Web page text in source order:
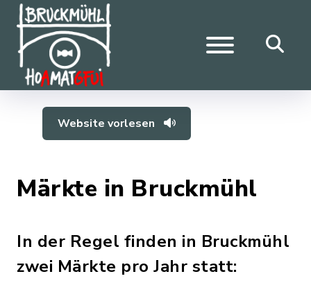
Website vorlesen
Märkte in Bruckmühl
In der Regel finden in Bruckmühl
zwei Märkte pro Jahr statt: